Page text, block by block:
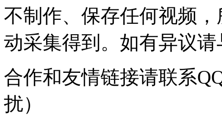
不制作、保存任何视频
动采集得到。如有异议
合作和友情链接请联系
扰）